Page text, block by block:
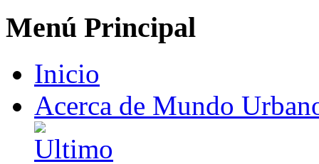
Menú Principal
Inicio
Acerca de Mundo